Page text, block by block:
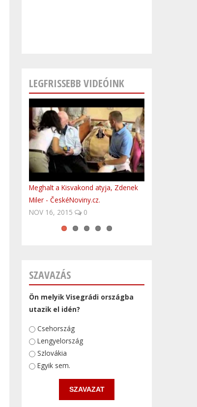
LEGFRISSEBB VIDEÓINK
Meghalt a Kisvakond atyja, Zdenek
Miler - ČeskéNoviny.cz.
NOV 16, 2015
0
Polish Anthem by Hungarian
FolkEmbassy
Rég elmúlt
Evanescence - Weight Of The World
(Budapest, 18 of June 2012) LIVE
Oceana - Endless Summer
SZAVAZÁS
Ön melyik Visegrádi országba
utazik el idén?
Választások
Csehország
Lengyelország
Szlovákia
Egyik sem.